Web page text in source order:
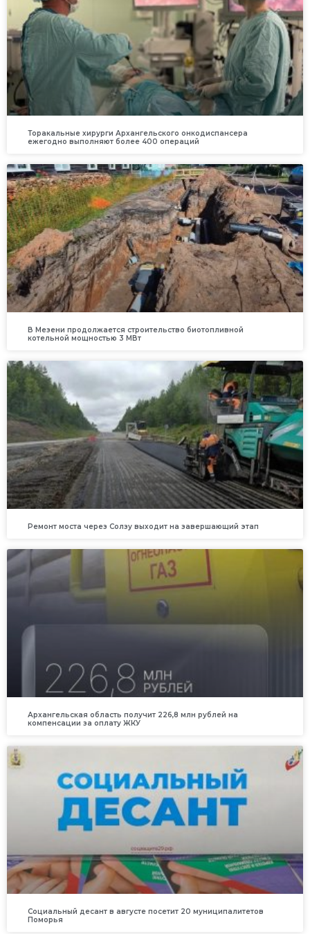
Торакальные хирурги Архангельского онкодиспансера
ежегодно выполняют более 400 операций
В Мезени продолжается строительство биотопливной
котельной мощностью 3 МВт
Ремонт моста через Солзу выходит на завершающий этап
Архангельская область получит 226,8 млн рублей на
компенсации за оплату ЖКУ
Социальный десант в августе посетит 20 муниципалитетов
Поморья